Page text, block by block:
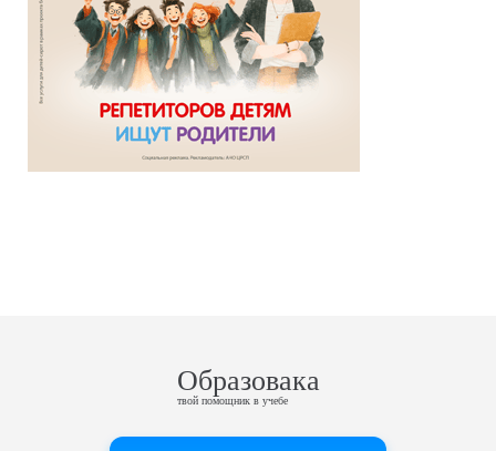
Образовака
твой помощник в учебе